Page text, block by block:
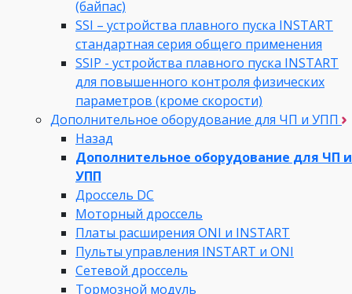
(байпас)
SSI – устройства плавного пуска INSTART
стандартная серия общего применения
SSIP - устройства плавного пуска INSTART
для повышенного контроля физических
параметров (кроме скорости)
Дополнительное оборудование для ЧП и УПП
Назад
Дополнительное оборудование для ЧП и
УПП
Дроссель DC
Моторный дроссель
Платы расширения ONI и INSTART
Пульты управления INSTART и ONI
Сетевой дроссель
Тормозной модуль